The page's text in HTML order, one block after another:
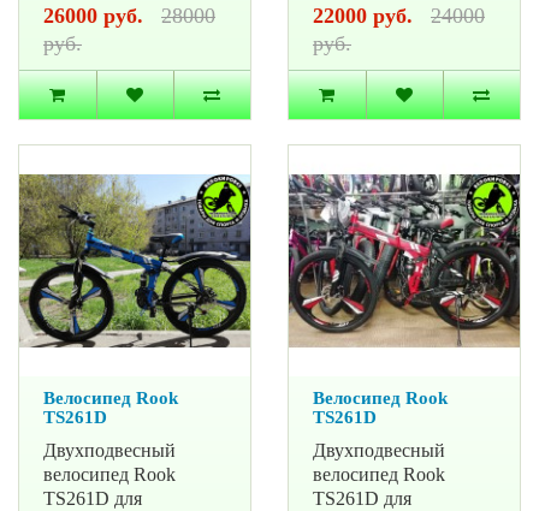
26000 руб.
28000
руб.
22000 руб.
24000
руб.
Велосипед Rook
TS261D
Двухподвесный
велосипед Rook
TS261D для
Велосипед Rook
TS261D
Двухподвесный
велосипед Rook
TS261D для